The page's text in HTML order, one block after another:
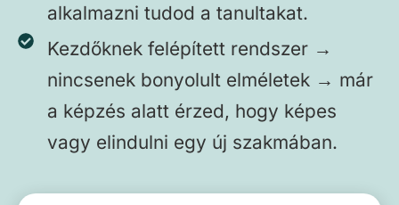
alkalmazni tudod a tanultakat.
Kezdőknek felépített rendszer →
nincsenek bonyolult elméletek → már
a képzés alatt érzed, hogy képes
vagy elindulni egy új szakmában.